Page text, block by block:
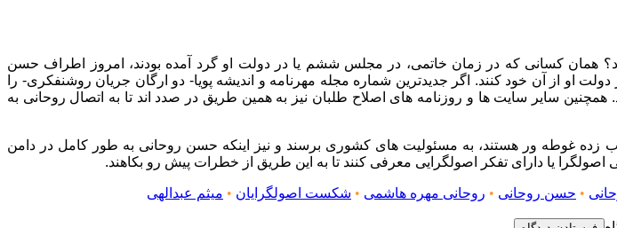
همان کسانی که در زمان خاتمی، در مجلس ششم یا در دولت او گرد آمده بودند، امروز اطراف حسن
او از آن خود کنند. اگر جدیدترین شماره مجله مهرنامه و اندیشه پویا- دو ارگان جریان روشنفکری- را
همچنین سایر سایت ها و روزنامه های اصلاح طلبان نیز به همین طریق در صدد اند تا به اتصال روحانی به
زده غوطه ور هستند، به مسئولیت های کشوری برسند و نیز اینکه حسن روحانی به طور کامل در دامن
یا دارای تفکر اصولگرایی معرفی کنند تا به این طریق از خطرات پیش رو بکاهند.
• حسن روحانی • روحانی مهره هاشمی • شکست اصولگرایان • میثم عبدالهی